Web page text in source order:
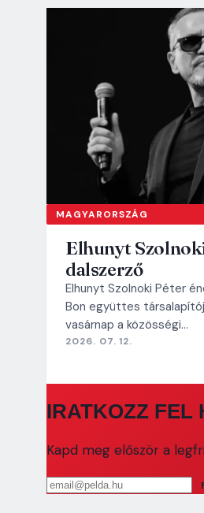
MAGYARORSZÁG
Elhunyt
dalszerző
Elhunyt Szolnoki Péter
Bon együttes
vasárnap a közösségi…
2026. 07. 12.
IRATKOZZ FEL
Kapd meg először a
Email cím